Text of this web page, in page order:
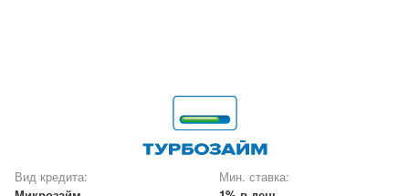
Вид кредита:
Мин. ставка: